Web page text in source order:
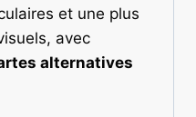
et une plus
avec
alternatives